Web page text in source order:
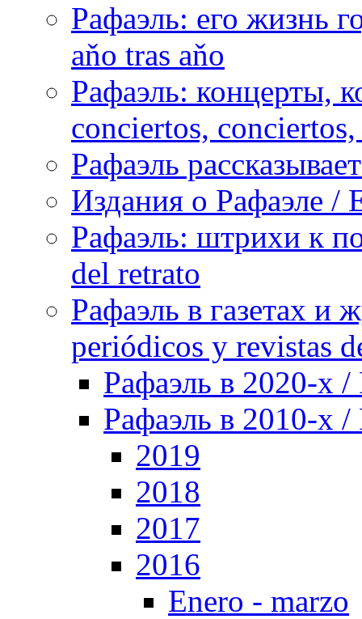
Рафаэль: его жизнь
aňo tras aňo
Рафаэль: концерты,
conciertos,
Рафаэль
Издания о Рафаэле /
Рафаэль: штрихи к
del retrato
Рафаэль в газетах и
periódicos y revistas
Рафаэль в 2020-х /
Рафаэль в 2010-х /
2019
2018
2017
2016
Enero - marzo